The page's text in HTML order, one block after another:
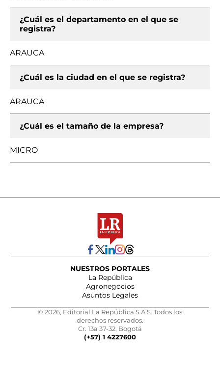
¿Cuál es el departamento en el que se
registra?
ARAUCA
¿Cuál es la ciudad en el que se registra?
ARAUCA
¿Cuál es el tamaño de la empresa?
MICRO
NUESTROS PORTALES
La República
Agronegocios
Asuntos Legales
© 2026, Editorial La República S.A.S. Todos los
derechos reservados.
Cr. 13a 37-32, Bogotá
(+57) 1 4227600